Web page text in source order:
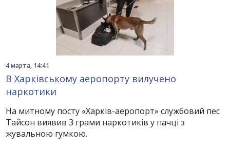
4 марта, 14:41
В Харківському аеропорту вилучено
наркотики
На митному посту «Харків-аеропорт» службовий пес
Тайсон виявив 3 грами наркотиків у пачці з
жувальною гумкою.